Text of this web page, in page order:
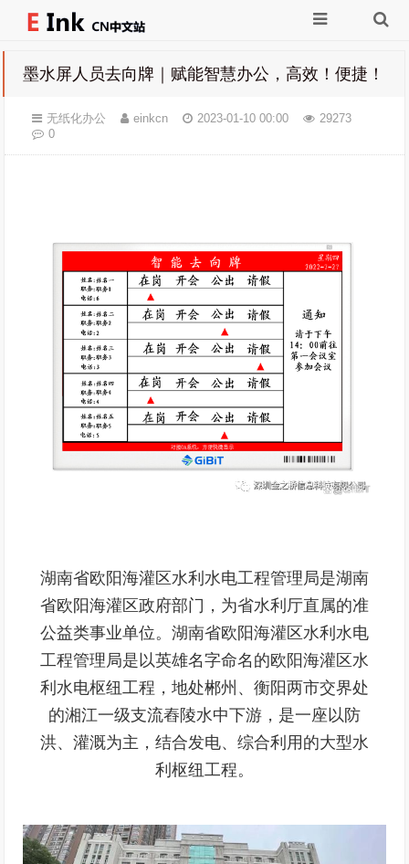
墨水屏人员去向牌｜赋能智慧办公，高效！便捷！
无纸化办公 einkcn 2023-01-10 00:00
29273
0
湖南省欧阳海灌区水利水电工程管理局是湖南
省欧阳海灌区政府部门，为省水利厅直属的准
公益类事业单位。湖南省欧阳海灌区水利水电
工程管理局是以英雄名字命名的欧阳海灌区水
利水电枢纽工程，地处郴州、衡阳两市交界处
的湘江一级支流舂陵水中下游，是一座以防
洪、灌溉为主，结合发电、综合利用的大型水
利枢纽工程。